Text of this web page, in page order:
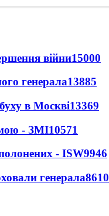
війни15000
генерала13885
в Москві13369
- ЗМІ10571
- ISW9946
генерала8610